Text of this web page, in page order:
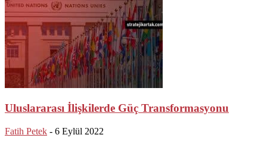
Uluslararası İlişkilerde Güç Transformasyonu
Fatih Petek - 6 Eylül 2022